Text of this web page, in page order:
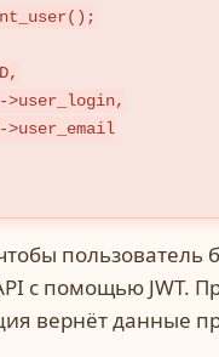
пользователь
с помощью JWT.
вернёт данные